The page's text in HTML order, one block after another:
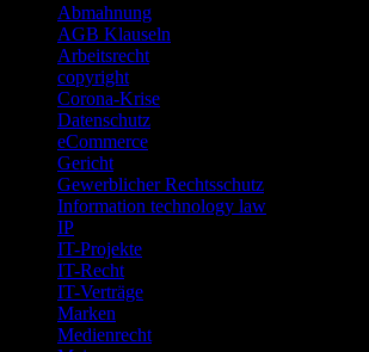
Abmahnung
AGB Klauseln
Arbeitsrecht
copyright
Corona-Krise
Datenschutz
eCommerce
Gericht
Gewerblicher Rechtsschutz
Information technology law
IP
IT-Projekte
IT-Recht
IT-Verträge
Marken
Medienrecht